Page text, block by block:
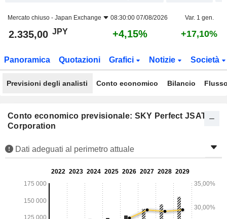
Mercato chiuso - Japan Exchange 08:30:00 07/08/2026 Var. 1 gen.
2.335,00 JPY +4,15% +17,10%
Panoramica Quotazioni Grafici Notizie Società
Previsioni degli analisti Conto economico Bilancio
Conto economico previsionale: SKY Perfect JSAT
Corporation
Dati adeguati al perimetro attuale